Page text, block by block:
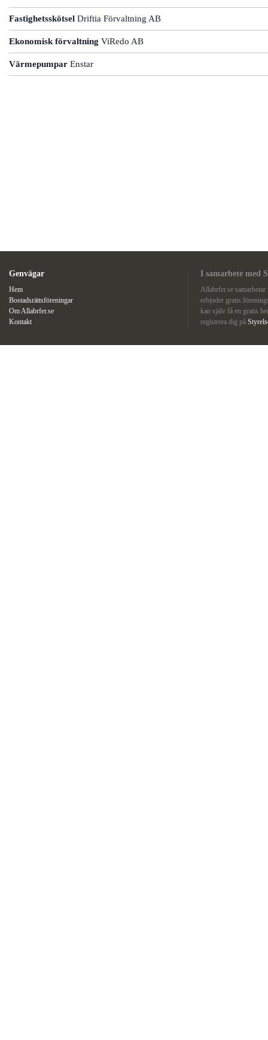
Fastighetsskötsel Driftia Förvaltning AB
Ekonomisk förvaltning ViRedo AB
Värmepumpar Enstar
Genvägar
Hem
Bostadsrättsföreningar
Om Allabrfer.se
Kontakt
I samarbete med
Allabrfer.se
erbjuder gratis
kan själv få en gratis
registrera dig på